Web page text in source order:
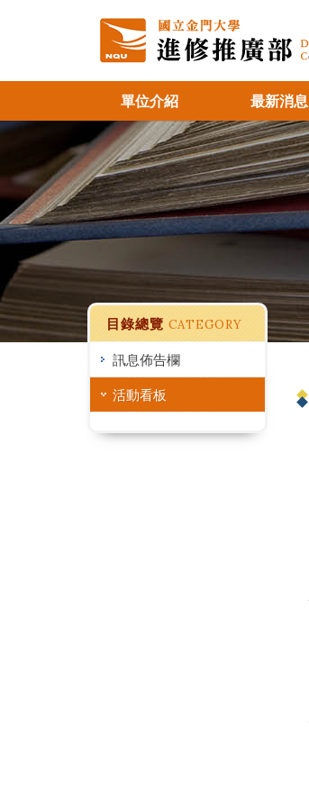
單位介紹 最新消息
目錄總覽 CATEGORY
訊息佈告欄
活動看板